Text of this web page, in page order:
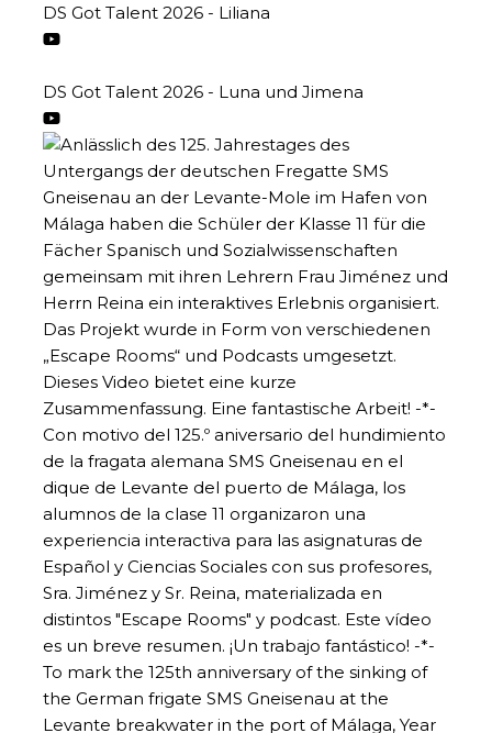
DS Got Talent 2026 - Liliana
DS Got Talent 2026 - Luna und Jimena